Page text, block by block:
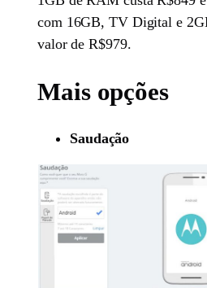
com 16GB, TV Digital e
valor de R$979.
Mais opções
Saudação